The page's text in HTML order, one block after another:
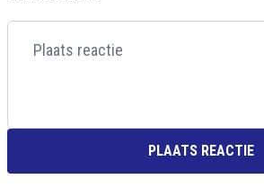
PLAATS REACTIE